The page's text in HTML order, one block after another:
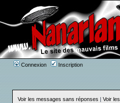
Connexion Inscription
Voir les messages sans réponses | Voir